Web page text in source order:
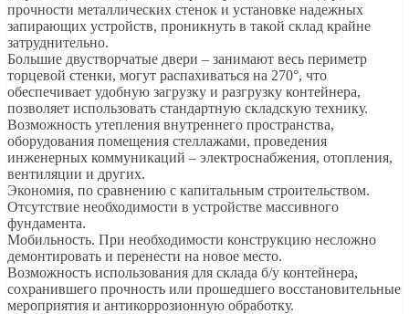
прочности металлических стенок и установке надежных
запирающих устройств, проникнуть в такой склад крайне
затруднительно.
Большие двустворчатые двери – занимают весь периметр
торцевой стенки, могут распахиваться на 270°, что
обеспечивает удобную загрузку и разгрузку контейнера,
позволяет использовать стандартную складскую технику.
Возможность утепления внутреннего пространства,
оборудования помещения стеллажами, проведения
инженерных коммуникаций – электроснабжения, отопления,
вентиляции и других.
Экономия, по сравнению с капитальным строительством.
Отсутствие необходимости в устройстве массивного
фундамента.
Мобильность. При необходимости конструкцию несложно
демонтировать и перенести на новое место.
Возможность использования для склада б/у контейнера,
сохранившего прочность или прошедшего восстановительные
мероприятия и антикоррозионную обработку.